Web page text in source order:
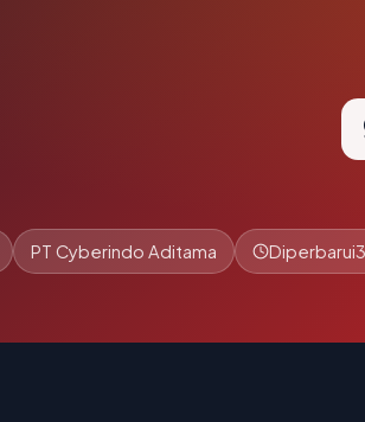
PT Cyberindo Aditama Diperbarui